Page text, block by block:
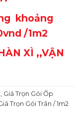
khoảng
/1m2
XÌ ,,VẬN
, Giá Trọn Gói Ốp
Trọn Gói Trần / 1m2